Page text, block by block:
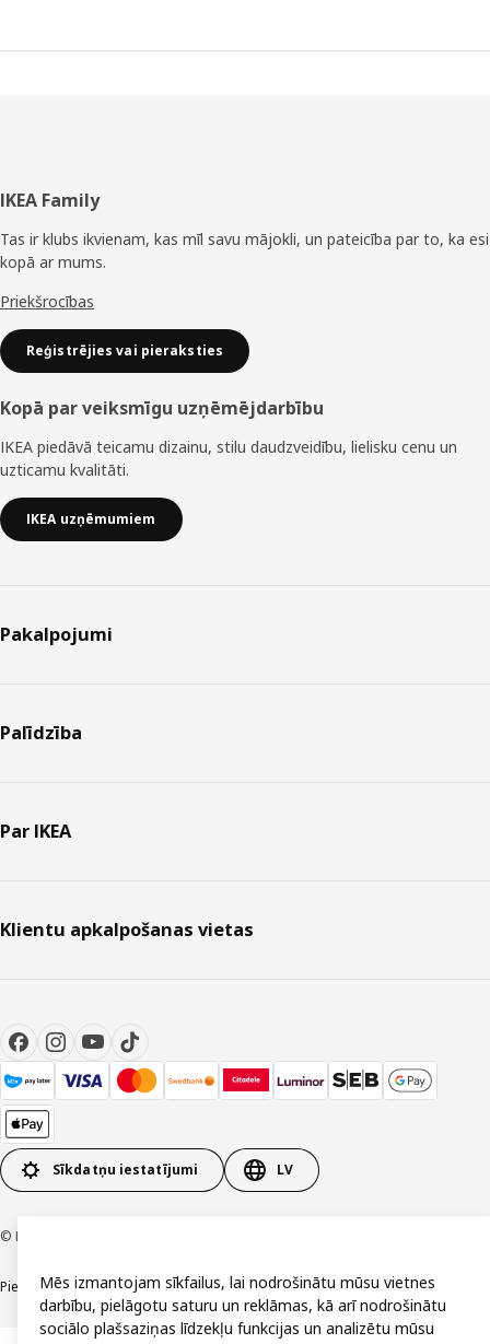
Kājene
IKEA Family
Tas ir klubs ikvienam, kas mīl savu mājokli, un pateicība par to, ka esi
kopā ar mums.
Priekšrocības
Reģistrējies vai pieraksties
Kopā par veiksmīgu uzņēmējdarbību
IKEA piedāvā teicamu dizainu, stilu daudzveidību, lielisku cenu un
uzticamu kvalitāti.
IKEA uzņēmumiem
Pakalpojumi
Palīdzība
Par IKEA
Klientu apkalpošanas vietas
Sīkdatņu iestatījumi LV
© Inter IKEA Systems B.V. 1999-2026
PiekļūstamībaVispārīgi noteikumiPrivātuma un sīkdatņu politikaKontakti
Mēs izmantojam sīkfailus, lai nodrošinātu mūsu vietnes
darbību, pielāgotu saturu un reklāmas, kā arī nodrošinātu
sociālo plašsaziņas līdzekļu funkcijas un analizētu mūsu